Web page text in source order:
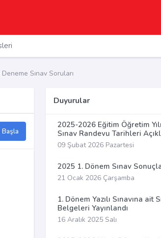
Sınav Soruları
Başla
Duyurular
2025-2026 Eğitim Öğretim
Sınav Randevu Tarihleri
09 Şubat 2026 Pazartesi
2025 1. Dönem Sınav
21 Ocak 2026 Çarşamba
1. Dönem Yazılı Sınavına ait
Belgeleri Yayınlandı
16 Aralık 2025 Salı